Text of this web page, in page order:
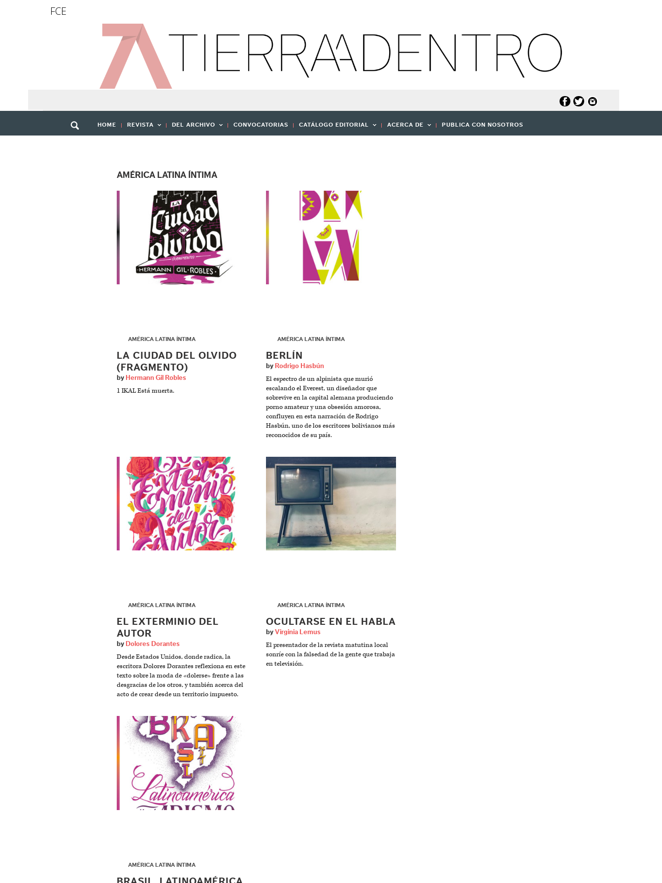
FCE
HOME REVISTA DEL ARCHIVO CONVOCATORIAS CATÁLOGO EDITORIAL ACERCA DE PUBLICA CON NOSOTROS
AMÉRICA LATINA ÍNTIMA
AMÉRICA LATINA ÍNTIMA
LA CIUDAD DEL OLVIDO
(FRAGMENTO)
by Hermann Gil Robles
1 IKAL Está muerta.
AMÉRICA LATINA ÍNTIMA
BERLÍN
by Rodrigo Hasbún
El espectro de un alpinista que murió
escalando el Everest, un diseñador que
sobrevive en la capital alemana produciendo
porno amateur y una obsesión amorosa,
confluyen en esta narración de Rodrigo
Hasbún, uno de los escritores bolivianos más
reconocidos de su país.
AMÉRICA LATINA ÍNTIMA
EL EXTERMINIO DEL
AUTOR
by Dolores Dorantes
Desde Estados Unidos, donde radica, la
escritora Dolores Dorantes reflexiona en este
texto sobre la moda de «dolerse» frente a las
desgracias de los otros, y también acerca del
acto de crear desde un territorio impuesto.
AMÉRICA LATINA ÍNTIMA
OCULTARSE EN EL HABLA
by Virginia Lemus
El presentador de la revista matutina local
sonríe con la falsedad de la gente que trabaja
en televisión.
AMÉRICA LATINA ÍNTIMA